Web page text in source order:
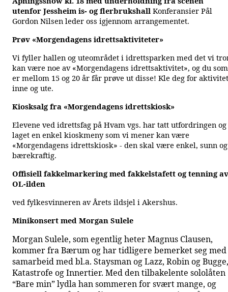
utenfor Jessheim is- og flerbrukshall Konferansier Pål
Gordon Nilsen leder oss igjennom arrangementet.
Prøv «Morgendagens idrettsaktiviteter»
Vi fyller hallen og uteområdet i idrettsparken med det vi
kan være noe av «Morgendagens idrettsaktivitet», og du som
er mellom 15 og 20 år får prøve ut disse! Kle deg for aktivitet
inne og ute.
Kiosksalg fra «Morgendagens idrettskiosk»
Elevene ved idrettsfag på Hvam vgs. har tatt utfordringen og
laget en enkel kioskmeny som vi mener kan være
«Morgendagens idrettskiosk» - den skal være enkel, sunn og
bærekraftig.
Offisiell fakkelmarkering med fakkelstafett og tenning av
OL-ilden
ved fylkesvinneren av Årets ildsjel i Akershus.
Minikonsert med Morgan Sulele
Morgan Sulele, som egentlig heter Magnus Clausen,
kommer fra Bærum og har tidligere bemerket seg med
samarbeid med bl.a. Staysman og Lazz, Robin og Bugge,
Katastrofe og Innertier. Med den tilbakelente sololåten
“Bare min” lydla han sommeren for svært mange, og